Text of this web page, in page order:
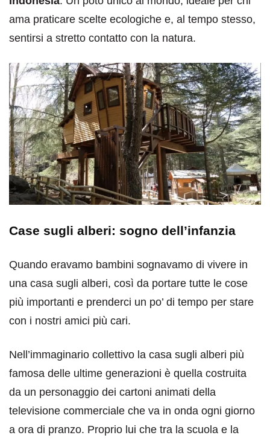
ama praticare scelte ecologiche e, al tempo stesso,
sentirsi a stretto contatto con la natura.
Case sugli alberi: sogno dell’infanzia
Quando eravamo bambini sognavamo di vivere in
una casa sugli alberi, così da portare tutte le cose
più importanti e prenderci un po’ di tempo per stare
con i nostri amici più cari.
Nell’immaginario collettivo la casa sugli alberi più
famosa delle ultime generazioni è quella costruita
da un personaggio dei cartoni animati della
televisione commerciale che va in onda ogni giorno
a ora di pranzo. Proprio lui che tra la scuola e la